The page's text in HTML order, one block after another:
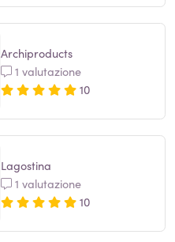
Archiproducts
1 valutazione
10
Lagostina
1 valutazione
10